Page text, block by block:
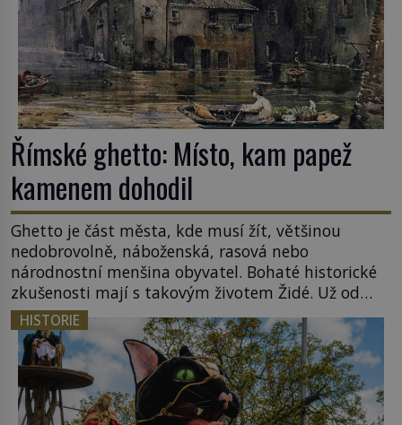
Římské ghetto: Místo, kam papež
kamenem dohodil
Ghetto je část města, kde musí žít, většinou
nedobrovolně, náboženská, rasová nebo
národnostní menšina obyvatel. Bohaté historické
zkušenosti mají s takovým životem Židé. Už od
středověku jsou totiž v každou chvíli nuceni v
nějakém žít. Mezi ty nejslavnější patří i římské
ghetto založené v roce 1555. Pokud jde o vztah
k Židům, nemá se Řím čím chlubit. […]
HISTORIE